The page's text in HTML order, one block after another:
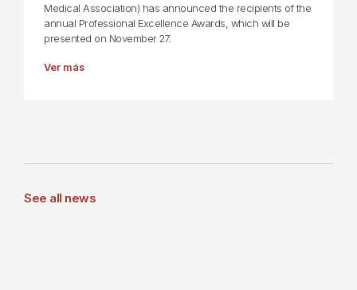
Medical Association) has announced the recipients of the
annual Professional Excellence Awards, which will be
presented on November 27.
Ver más
See all news